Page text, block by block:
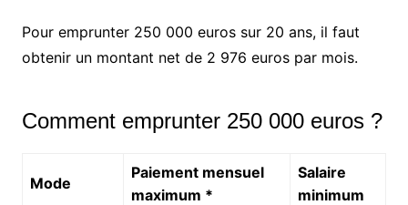
Pour emprunter 250 000 euros sur 20 ans, il faut
obtenir un montant net de 2 976 euros par mois.
Comment emprunter 250 000 euros ?
Mode
Paiement mensuel
maximum *
Salaire
minimum